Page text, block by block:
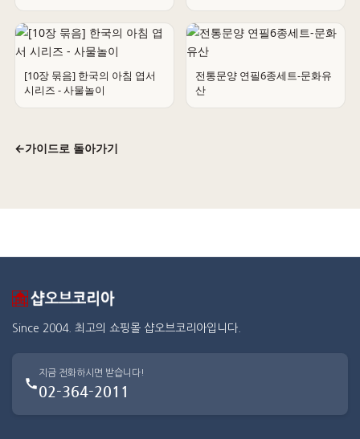
원형손거울 4p세트-전통예복
[10장 묶음] 한국의 아침 엽서
시리즈 - 사물놀이
전통문양 연필6종세트-문화유
산
←가이드로 돌아가기
Since 2004. 최고의 쇼핑몰 샵오브코리아입니다.
지금 전화하시면 받습니다!
02-364-2011